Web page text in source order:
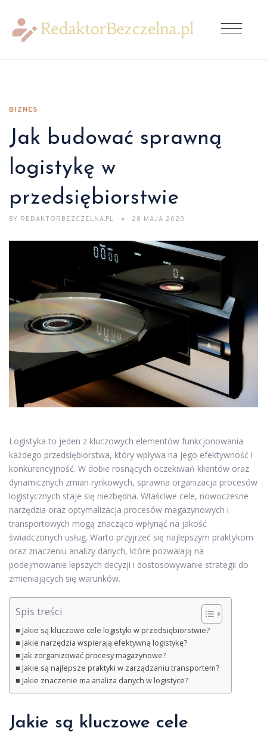
BIZNES
Jak budować sprawną
logistykę w
przedsiębiorstwie
BY REDAKTORBEZCZELNA.PL 28 MAJA 2020
Logistyka to jeden z kluczowych elementów funkcjonowania
każdego przedsiębiorstwa, który wpływa na jego efektywność i
konkurencyjność. W dobie rosnących oczekiwań klientów oraz
dynamicznych zmian rynkowych, sprawna organizacja procesów
logistycznych staje się niezbędna. Właściwe cele, nowoczesne
narzędzia oraz optymalizacja procesów magazynowych i
transportowych mogą znacząco wpłynąć na jakość
świadczonych usług. Warto przyjrzeć się najlepszym praktykom
oraz znaczeniu analizy danych, które pozwalają na
podejmowanie lepszych decyzji i dostosowywanie strategii do
zmieniających się warunków.
Spis treści
Jakie są kluczowe cele logistyki w przedsiębiorstwie?
Jakie narzędzia wspierają efektywną logistykę?
Jak zorganizować procesy magazynowe?
Jakie są najlepsze praktyki w zarządzaniu transportem?
Jakie znaczenie ma analiza danych w logistyce?
Jakie są kluczowe cele